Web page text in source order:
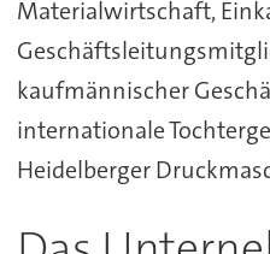
Materialwirtschaft,
kaufmännischer
internationale
Heidelberger